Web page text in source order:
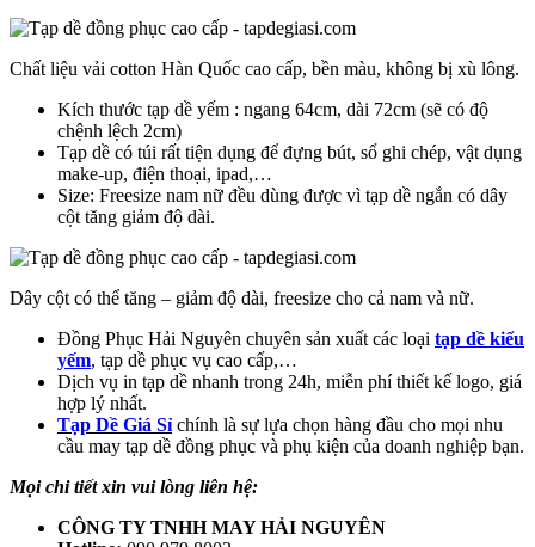
Chất liệu vải cotton Hàn Quốc cao cấp, bền màu, không bị xù lông.
Kích thước tạp dề yếm : ngang 64cm, dài 72cm (sẽ có độ
chệnh lệch 2cm)
Tạp dề có túi rất tiện dụng để đựng bút, sổ ghi chép, vật dụng
make-up, điện thoại, ipad,…
Size: Freesize nam nữ đều dùng được vì tạp dề ngắn có dây
cột tăng giảm độ dài.
Dây cột có thể tăng – giảm độ dài, freesize cho cả nam và nữ.
Đồng Phục Hải Nguyên chuyên sản xuất các loại tạp dề kiểu
yếm, tạp dề phục vụ cao cấp,…
Dịch vụ in tạp dề nhanh trong 24h, miễn phí thiết kế logo, giá
hợp lý nhất.
Tạp Dề Giá Sỉ chính là sự lựa chọn hàng đầu cho mọi nhu
cầu may tạp dề đồng phục và phụ kiện của doanh nghiệp bạn.
Mọi chi tiết xin vui lòng liên hệ:
CÔNG TY TNHH MAY HẢI NGUYÊN